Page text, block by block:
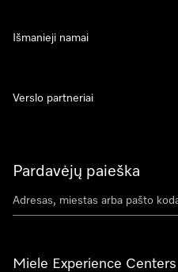
Pardavėjų paieška
Miele Experience Centers
Išmanieji namai
Verslo partneriai